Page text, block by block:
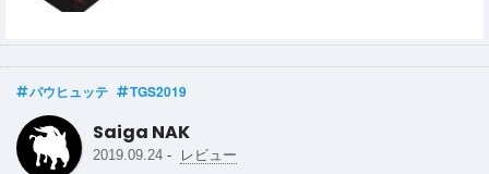
バウヒュッテ TGS2019
Saiga NAK
2019.09.24 - レビュー